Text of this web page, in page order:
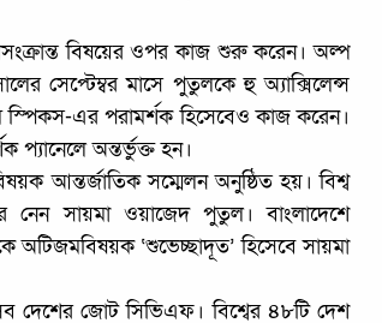
বিষয়ের ওপর কাজ শুরু করেন। অল্প
সেপ্টেম্বর মাসে পুতুলকে হু অ্যাক্সিলেন্স
স্পিকস-এর পরামর্শক হিসেবেও কাজ করেন।
প্যানেলে অন্তর্ভুক্ত হন।
আন্তর্জাতিক সম্মেলন অনুষ্ঠিত হয়। বিশ্ব
নেন সায়মা ওয়াজেদ পুতুল। বাংলাদেশে
অটিজমবিষয়ক ‘শুভেচ্ছাদূত’ হিসেবে সায়মা
দেশের জোট সিভিএফ। বিশ্বের ৪৮টি দেশ